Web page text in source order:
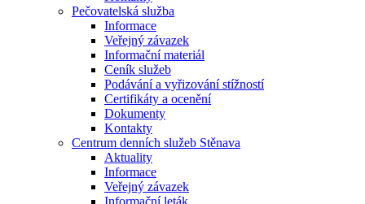
Pečovatelská služba
Informace
Veřejný závazek
Informační materiál
Ceník služeb
Podávání a vyřizování stížností
Certifikáty a ocenění
Dokumenty
Kontakty
Centrum denních služeb Stěnava
Aktuality
Informace
Veřejný závazek
Informační leták